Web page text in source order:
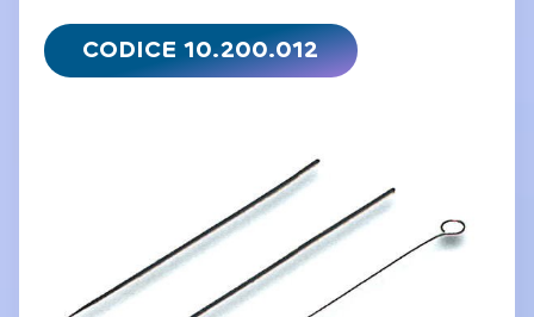
CODICE 10.200.012